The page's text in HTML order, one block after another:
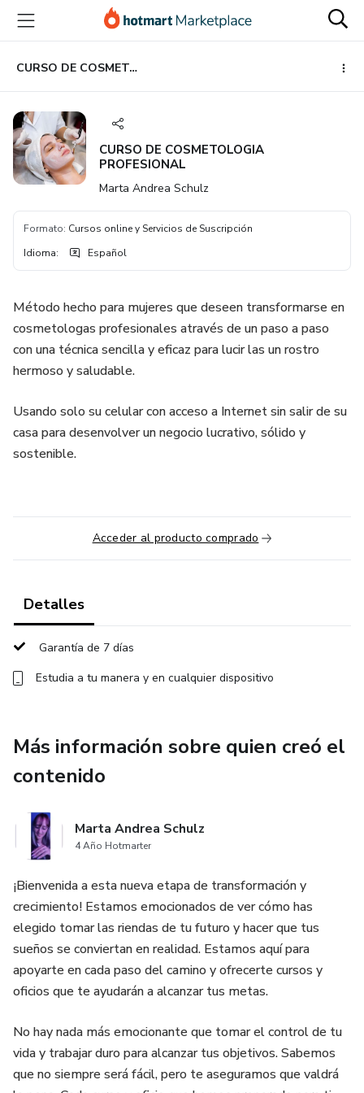
principal
página
de
página
CURSO DE COSMETOLOGIA PROFESIONAL
CURSO DE COSMETOLOGIA
PROFESIONAL
Marta Andrea Schulz
Formato: Cursos online y Servicios de Suscripción
Idioma: Español
Método hecho para mujeres que deseen transformarse en
cosmetologas profesionales através de un paso a paso
con una técnica sencilla y eficaz para lucir las un rostro
hermoso y saludable.
Usando solo su celular con acceso a Internet sin salir de su
casa para desenvolver un negocio lucrativo, sólido y
sostenible.
Acceder al producto comprado
Detalles
Garantía de 7 días
Estudia a tu manera y en cualquier dispositivo
Más información sobre quien creó el
contenido
Marta Andrea Schulz
4 Año Hotmarter
¡Bienvenida a esta nueva etapa de transformación y
crecimiento! Estamos emocionados de ver cómo has
elegido tomar las riendas de tu futuro y hacer que tus
sueños se conviertan en realidad. Estamos aquí para
apoyarte en cada paso del camino y ofrecerte cursos y
oficios que te ayudarán a alcanzar tus metas.
No hay nada más emocionante que tomar el control de tu
vida y trabajar duro para alcanzar tus objetivos. Sabemos
que no siempre será fácil, pero te aseguramos que valdrá